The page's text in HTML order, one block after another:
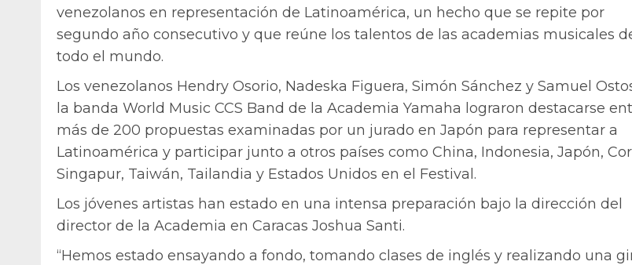
venezolanos en representación de Latinoamérica, un hecho que se repite por
segundo año consecutivo y que reúne los talentos de las academias musicales
todo el mundo.
Los venezolanos Hendry Osorio, Nadeska Figuera, Simón Sánchez y Samuel
la banda World Music CCS Band de la Academia Yamaha lograron destacarse
más de 200 propuestas examinadas por un jurado en Japón para representar a
Latinoamérica y participar junto a otros países como China, Indonesia, Japón,
Singapur, Taiwán, Tailandia y Estados Unidos en el Festival.
Los jóvenes artistas han estado en una intensa preparación bajo la dirección del
director de la Academia en Caracas Joshua Santi.
“Hemos estado ensayando a fondo, tomando clases de inglés y realizando una